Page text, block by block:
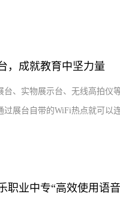
，成就教育中坚力量
、实物展示台、无线高拍仪
展台自带的WiFi热点就可以
职业中专“高效使用语